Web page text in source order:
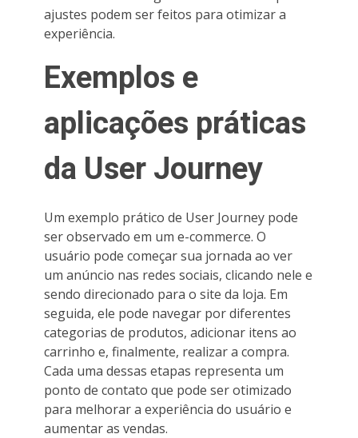
ajustes podem ser feitos para otimizar a
experiência.
Exemplos e
aplicações práticas
da User Journey
Um exemplo prático de User Journey pode
ser observado em um e-commerce. O
usuário pode começar sua jornada ao ver
um anúncio nas redes sociais, clicando nele e
sendo direcionado para o site da loja. Em
seguida, ele pode navegar por diferentes
categorias de produtos, adicionar itens ao
carrinho e, finalmente, realizar a compra.
Cada uma dessas etapas representa um
ponto de contato que pode ser otimizado
para melhorar a experiência do usuário e
aumentar as vendas.